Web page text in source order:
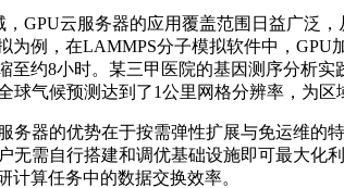
云服务器的应用覆盖范围日益广泛，
为例，在LAMMPS分子模拟软件中，
至约8小时。某三甲医院的基因测序分析
球气候预测达到了1公里网格分辨率，为区
器的优势在于按需弹性扩展与免运维的
无需自行搭建和调优基础设施即可最大
算任务中的数据交换效率。